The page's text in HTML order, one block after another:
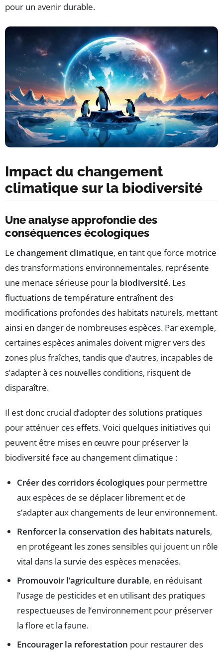
pour un avenir durable.
Impact du changement
climatique sur la biodiversité
Une analyse approfondie des
conséquences écologiques
Le changement climatique, en tant que force motrice
des transformations environnementales, représente
une menace sérieuse pour la biodiversité. Les
fluctuations de température entraînent des
modifications profondes des habitats naturels, mettant
ainsi en danger de nombreuses espèces. Par exemple,
certaines espèces animales doivent migrer vers des
zones plus fraîches, tandis que d’autres, incapables de
s’adapter à ces nouvelles conditions, risquent de
disparaître.
Il est donc crucial d’adopter des solutions pratiques
pour atténuer ces effets. Voici quelques initiatives qui
peuvent être mises en œuvre pour préserver la
biodiversité face au changement climatique :
Créer des corridors écologiques pour permettre
aux espèces de se déplacer librement et de
s’adapter aux changements de leur environnement.
Renforcer la conservation des habitats naturels,
en protégeant les zones sensibles qui jouent un rôle
vital dans la survie des espèces menacées.
Promouvoir l’agriculture durable, en réduisant
l’usage de pesticides et en utilisant des pratiques
respectueuses de l’environnement pour préserver
la flore et la faune.
Encourager la reforestation pour restaurer des